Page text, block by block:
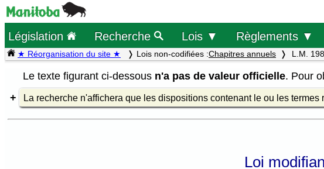
Législation Recherche Lois ▼ Règlements ▼
★ Réorganisation du site ★ Lois non-codifiées :Chapitres annuels L.M.
Le texte figurant ci-dessous n'a pas de valeur officielle. Pour
La recherche n'affichera que les dispositions contenant le ou les termes
Loi